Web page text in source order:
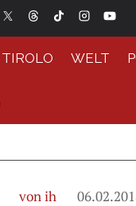
TIROLO WELT
von ih